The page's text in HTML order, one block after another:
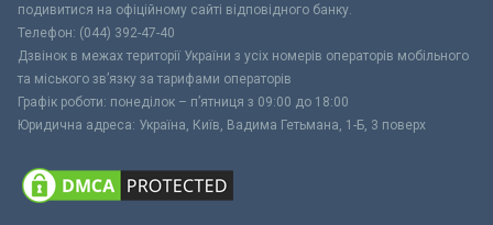
подивитися на офіційному сайті відповідного банку.
Телефон: (044) 392-47-40
Дзвінок в межах території України з усіх номерів операторів мобільного
та міського зв’язку за тарифами операторів
Графік роботи: понеділок – п’ятниця з 09:00 до 18:00
Юридична адреса: Україна, Київ, Вадима Гетьмана, 1-Б, 3 поверх